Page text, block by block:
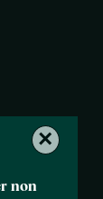
non
×